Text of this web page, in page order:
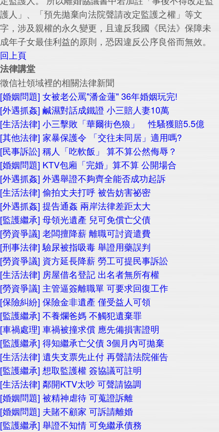
護人」、「預先拋棄向法院聲請改定監護之權」等文
字，涉及親權的永久變更，且違反我國《民法》保障未
成年子女最佳利益的原則，恐因違反公序良俗而無效。
回上頁
法律講堂
徵信社領域裡的相關法律新聞
[婚姻問題] 女被老公罵"潘金蓮" 36年婚姻玩完!
[外遇抓姦] 鹹濕對話成鐵證 小三賠人妻10萬
[生活法律] 小三擊敗「華爾街色狼」 性騷獲賠5.5億
[其他法律] 家暴保護令 「交往未同居」適用嗎?
[民事訴訟] 稱人「吃軟飯」 算不算公然侮辱？
[婚姻問題] KTV包廂「完婚」算不算 公開場合
[外遇抓姦] 外遇舉證不夠齊全能否成功起訴
[生活法律] 偷拍丈夫打呼 被告妨害祕密
[外遇抓姦] 提告通姦 兩岸法律差距太大
[監護繼承] 母領光遺產 兒可免償亡父債
[勞資爭議] 老闆擅降薪 離職可討資遣費
[刑事法律] 驗尿被指吸毒 舉證用藥誤判
[勞資爭議] 資方延長降薪 勞工可提民事訴訟
[生活法律] 房屋借名登記 出名者無所有權
[勞資爭議] 主管逼簽離職單 可要求回復工作
[保險糾紛] 保險金非遺產 僅受益人可領
[監護繼承] 不養爛爸媽 不觸犯遺棄罪
[車禍處理] 車禍被撞求償 應先備損害證明
[監護繼承] 得知繼承亡父債 3個月內可拋棄
[生活法律] 遺失支票先止付 再聲請法院催告
[監護繼承] 想取監護權 簽協議可註明
[生活法律] 鄰開KTV太吵 可聲請協調
[婚姻問題] 被精神虐待 可蒐證訴離
[婚姻問題] 夫賭不顧家 可訴請離婚
[監護繼承] 舉證不知情 可免繼承債務